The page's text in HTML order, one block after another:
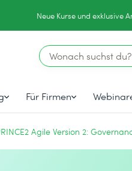
Neue Kurse und exklusive
Für Firmen
Agile Version 2: